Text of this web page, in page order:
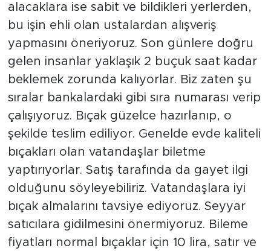
alacaklara ise sabit ve bildikleri yerlerden,
bu işin ehli olan ustalardan alışveriş
yapmasını öneriyoruz. Son günlere doğru
gelen insanlar yaklaşık 2 buçuk saat kadar
beklemek zorunda kalıyorlar. Biz zaten şu
sıralar bankalardaki gibi sıra numarası verip
çalışıyoruz. Bıçak güzelce hazırlanıp, o
şekilde teslim ediliyor. Genelde evde kaliteli
bıçakları olan vatandaşlar biletme
yaptırıyorlar. Satış tarafında da gayet ilgi
olduğunu söyleyebiliriz. Vatandaşlara iyi
bıçak almalarını tavsiye ediyoruz. Seyyar
satıcılara gidilmesini önermiyoruz. Bileme
fiyatları normal bıçaklar için 10 lira, satır ve